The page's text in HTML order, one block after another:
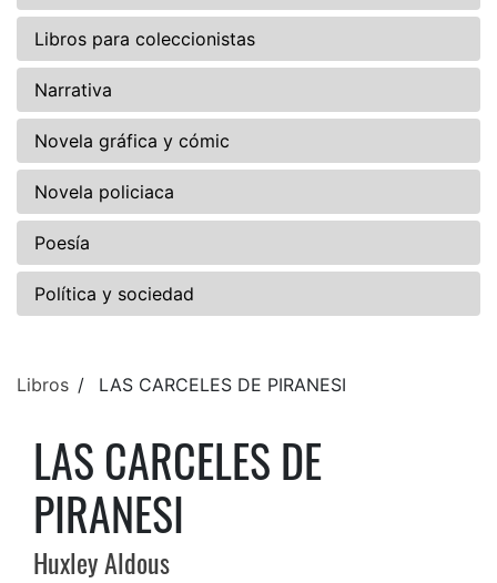
Libros para coleccionistas
Narrativa
Novela gráfica y cómic
Novela policiaca
Poesía
Política y sociedad
Libros LAS CARCELES DE PIRANESI
LAS CARCELES DE
PIRANESI
Huxley Aldous